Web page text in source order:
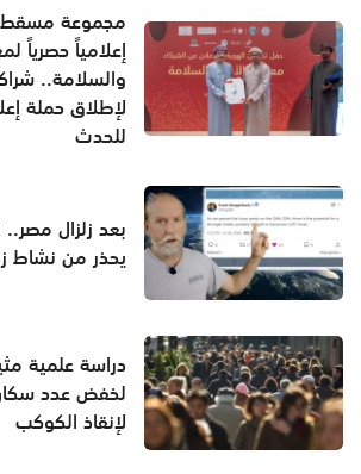
مجموعة مسقط
إعلامياً حصرياً
والسلامة..
لإطلاق حملة
للحدث
بعد زلزال مصر..
يحذر من نشاط
دراسة علمية
لخفض عدد
لإنقاذ الكوكب